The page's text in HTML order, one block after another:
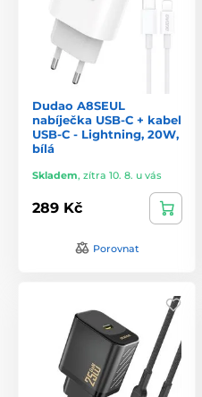
Dudao A8SEUL
nabíječka USB-C + kabel
USB-C - Lightning, 20W,
bílá
Skladem, zítra 10. 8. u vás
289 Kč
Porovnat